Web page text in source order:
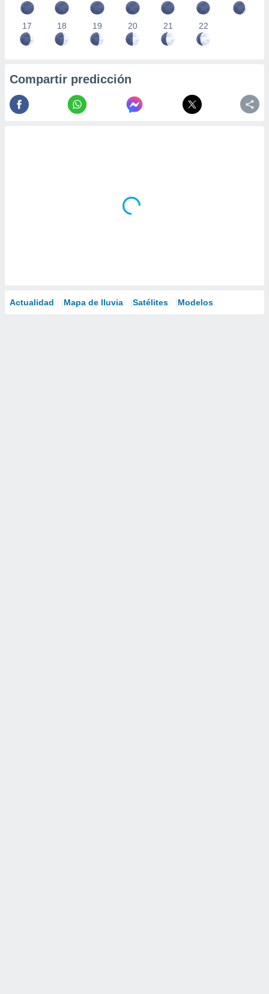
17 18 19 20 21 22
Compartir predicción
Actualidad Mapa de lluvia Satélites Modelos